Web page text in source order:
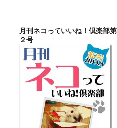
月刊ネコっていいね！倶楽部第
２号